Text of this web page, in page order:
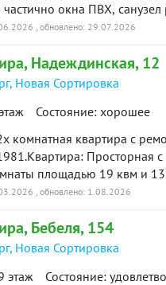
с публикации Срок
2026
90 дн.
в продаже
2026
90 дн.
окна ПВХ, санузел
на две квартиры, дверь
транспорта 5 минут
на просмотр!
, обновлено: 29.07.2026
, Надеждинская, 12
, Новая Сортировка
Состояние: хорошее
комнатная квартира с
Просторная
площадью 19 квм и
новому собственнику
трамваи и автобусы в 5
Документы
, обновлено: 1.08.2026
, Бебеля, 154
, Новая Сортировка
этаж Состояние: